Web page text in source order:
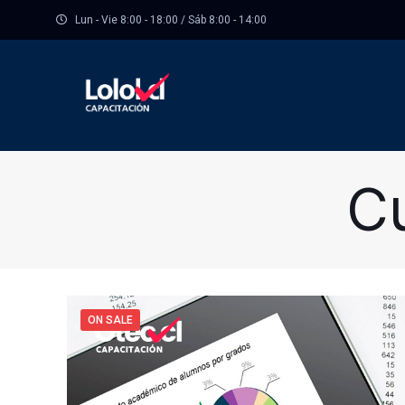
Lun - Vie 8:00 - 18:00 / Sáb 8:00 - 14:00
ON SALE